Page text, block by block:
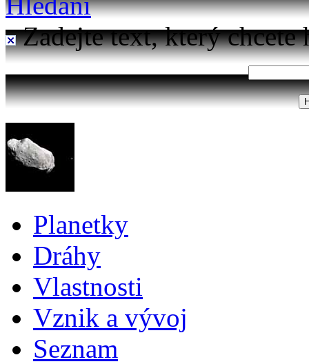
Zadejte text, který chcete
Planetky
Dráhy
Vlastnosti
Vznik a vývoj
Seznam